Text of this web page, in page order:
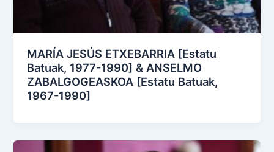
MARÍA JESÚS ETXEBARRIA [Estatu
Batuak, 1977-1990] & ANSELMO
ZABALGOGEASKOA [Estatu Batuak,
1967-1990]